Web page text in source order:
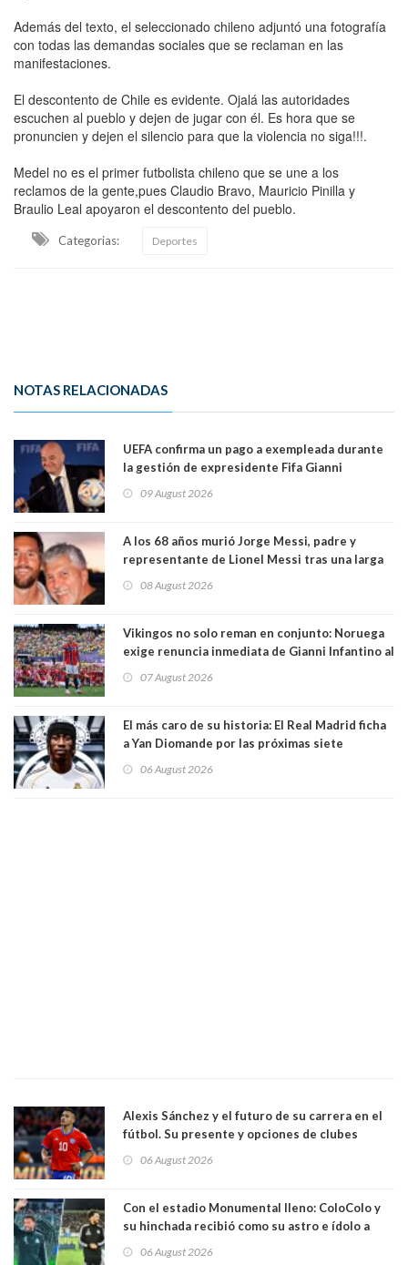
Además del texto, el seleccionado chileno adjuntó una fotografía
con todas las demandas sociales que se reclaman en las
manifestaciones.
El descontento de Chile es evidente. Ojalá las autoridades
escuchen al pueblo y dejen de jugar con él. Es hora que se
pronuncien y dejen el silencio para que la violencia no siga!!!.
Medel no es el primer futbolista chileno que se une a los
reclamos de la gente,pues Claudio Bravo, Mauricio Pinilla y
Braulio Leal apoyaron el descontento del pueblo.
Categorias: Deportes
NOTAS RELACIONADAS
UEFA confirma un pago a exempleada durante
la gestión de expresidente Fifa Gianni
relación sentimental
09 August 2026
A los 68 años murió Jorge Messi, padre y
representante de Lionel Messi tras una larga
08 August 2026
Vikingos no solo reman en conjunto: Noruega
exige renuncia inmediata de Gianni Infantino al
07 August 2026
El más caro de su historia: El Real Madrid ficha
a Yan Diomande por las próximas siete
06 August 2026
Alexis Sánchez y el futuro de su carrera en el
fútbol. Su presente y opciones de clubes
06 August 2026
Con el estadio Monumental lleno: ColoColo y
su hinchada recibió como su astro e ídolo a
06 August 2026